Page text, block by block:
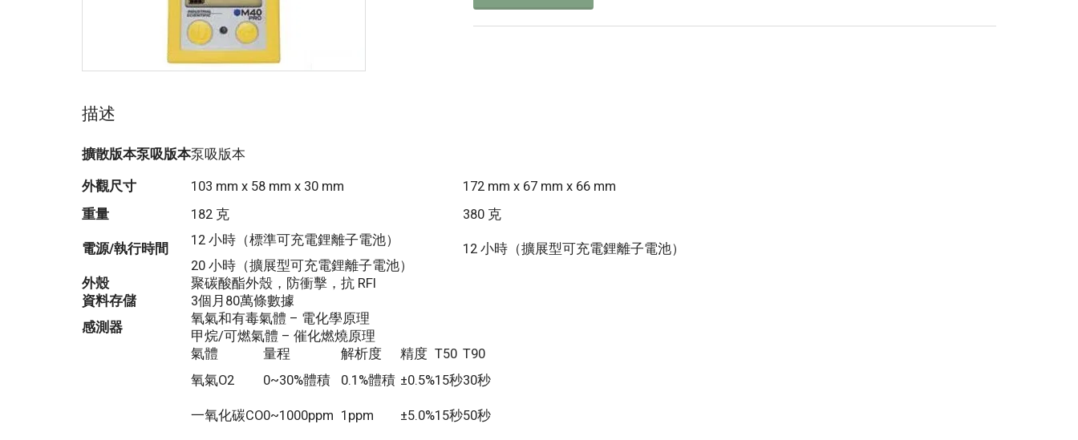
描述
擴散版本泵吸版本泵吸版本
外觀尺寸
103 mm x 58 mm x 30 mm
172 mm x 67 mm x 66 mm
重量
182 克
380 克
電源/執行時間
12 小時（標準可充電鋰離子電池）
12 小時（擴展型可充電鋰離子電池）
20 小時（擴展型可充電鋰離子電池）
外殼
聚碳酸酯外殼，防衝擊，抗 RFI
資料存儲
3個月80萬條數據
感測器
氧氣和有毒氣體 – 電化學原理
甲烷/可燃氣體 – 催化燃燒原理
氣體 量程 解析度 精度 T50 T90
氧氣O2
0~30%體積 0.1%體積 ±0.5%15秒30秒
一氧化碳CO0~1000ppm 1ppm ±5.0%15秒50秒